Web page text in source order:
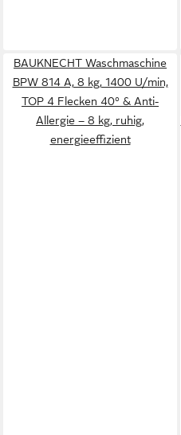
BAUKNECHT Waschmaschine
BPW 814 A, 8 kg, 1400 U/min,
TOP 4 Flecken 40° & Anti-
Allergie – 8 kg, ruhig,
energieeffizient